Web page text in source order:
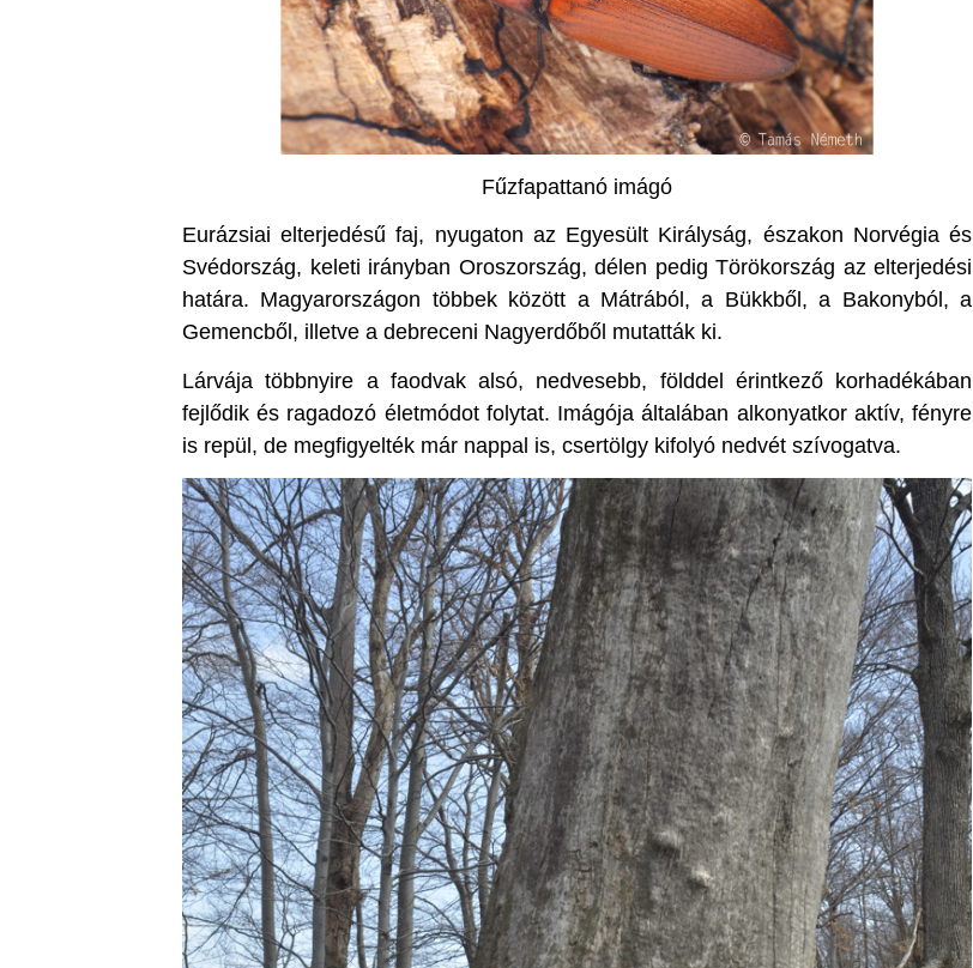
Fűzfapattanó imágó
Eurázsiai elterjedésű faj, nyugaton az Egyesült Királyság, északon Norvégia és
Svédország, keleti irányban Oroszország, délen pedig Törökország az elterjedési
határa. Magyarországon többek között a Mátrából, a Bükkből, a Bakonyból, a
Gemencből, illetve a debreceni Nagyerdőből mutatták ki.
Lárvája többnyire a faodvak alsó, nedvesebb, földdel érintkező korhadékában
fejlődik és ragadozó életmódot folytat. Imágója általában alkonyatkor aktív, fényre
is repül, de megfigyelték már nappal is, csertölgy kifolyó nedvét szívogatva.